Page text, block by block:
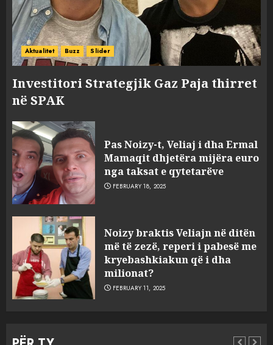
Aktualitet Buzz Slider
Investitori Strategjik Gaz Paja thirret
në SPAK
Pas Noizy-t, Veliaj i dha Ermal
Mamaqit dhjetëra mijëra euro
nga taksat e qytetarëve
FEBRUARY 18, 2025
Noizy braktis Veliajn në ditën
më të zezë, reperi i pabesë me
kryebashkiakun që i dha
milionat?
FEBRUARY 11, 2025
3
sulmuan “One Albania”,
ngjarja u fsheh. A u vodhën
serverat?
MARCH 25, 2025